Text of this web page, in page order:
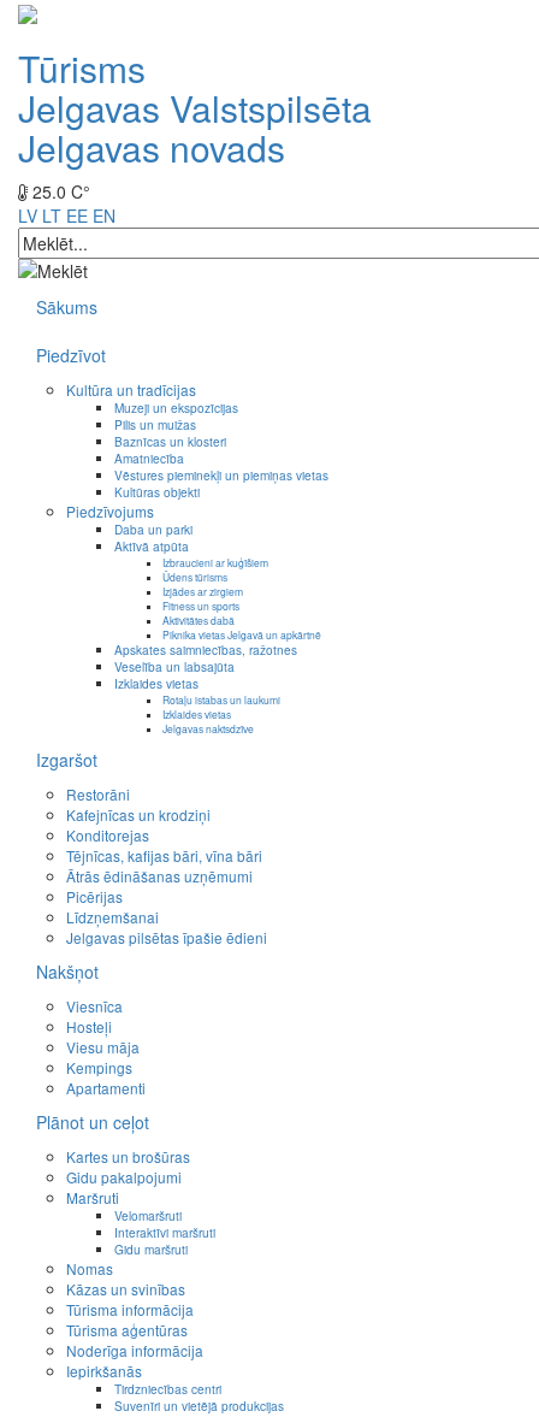
Tūrisms
Jelgavas Valstspilsēta
Jelgavas novads
25.0 C°
LV LT EE EN
Sākums
Piedzīvot
Kultūra un tradīcijas
Muzeji un ekspozīcijas
Pilis un muižas
Baznīcas un klosteri
Amatniecība
Vēstures pieminekļi un piemiņas vietas
Kultūras objekti
Piedzīvojums
Daba un parki
Aktīvā atpūta
Izbraucieni ar kuģīšiem
Ūdens tūrisms
Izjādes ar zirgiem
Fitness un sports
Aktivitātes dabā
Piknika vietas Jelgavā un apkārtnē
Apskates saimniecības, ražotnes
Veselība un labsajūta
Izklaides vietas
Rotaļu istabas un laukumi
Izklaides vietas
Jelgavas naktsdzīve
Izgaršot
Restorāni
Kafejnīcas un krodziņi
Konditorejas
Tējnīcas, kafijas bāri, vīna bāri
Ātrās ēdināšanas uzņēmumi
Picērijas
Līdzņemšanai
Jelgavas pilsētas īpašie ēdieni
Nakšņot
Viesnīca
Hosteļi
Viesu māja
Kempings
Apartamenti
Plānot un ceļot
Kartes un brošūras
Gidu pakalpojumi
Maršruti
Velomaršruti
Interaktīvi maršruti
Gidu maršruti
Nomas
Kāzas un svinības
Tūrisma informācija
Tūrisma aģentūras
Noderīga informācija
Iepirkšanās
Tirdzniecības centri
Suvenīri un vietējā produkcijas